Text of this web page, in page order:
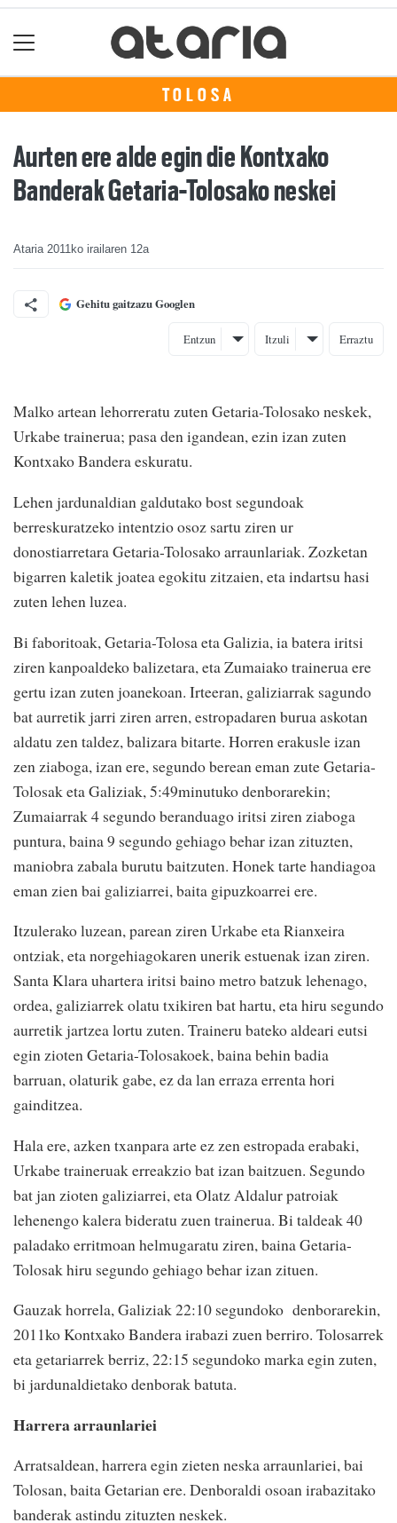
TOLOSA
Aurten ere alde egin die Kontxako
Banderak Getaria-Tolosako neskei
Ataria 2011ko irailaren 12a
Gehitu gaitzazu Googlen
Entzun Itzuli Erraztu
Malko artean lehorreratu zuten Getaria-Tolosako neskek,
Urkabe trainerua; pasa den igandean, ezin izan zuten
Kontxako Bandera eskuratu.
Lehen jardunaldian galdutako bost segundoak
berreskuratzeko intentzio osoz sartu ziren ur
donostiarretara Getaria-Tolosako arraunlariak. Zozketan
bigarren kaletik joatea egokitu zitzaien, eta indartsu hasi
zuten lehen luzea.
Bi faboritoak, Getaria-Tolosa eta Galizia, ia batera iritsi
ziren kanpoaldeko balizetara, eta Zumaiako trainerua ere
gertu izan zuten joanekoan. Irteeran, galiziarrak sagundo
bat aurretik jarri ziren arren, estropadaren burua askotan
aldatu zen taldez, balizara bitarte. Horren erakusle izan
zen ziaboga, izan ere, segundo berean eman zute Getaria-
Tolosak eta Galiziak, 5:49minutuko denborarekin;
Zumaiarrak 4 segundo beranduago iritsi ziren ziaboga
puntura, baina 9 segundo gehiago behar izan zituzten,
maniobra zabala burutu baitzuten. Honek tarte handiagoa
eman zien bai galiziarrei, baita gipuzkoarrei ere.
Itzulerako luzean, parean ziren Urkabe eta Rianxeira
ontziak, eta norgehiagokaren unerik estuenak izan ziren.
Santa Klara uhartera iritsi baino metro batzuk lehenago,
ordea, galiziarrek olatu txikiren bat hartu, eta hiru segundo
aurretik jartzea lortu zuten. Traineru bateko aldeari eutsi
egin zioten Getaria-Tolosakoek, baina behin badia
barruan, olaturik gabe, ez da lan erraza errenta hori
gainditzea.
Hala ere, azken txanpara arte ez zen estropada erabaki,
Urkabe traineruak erreakzio bat izan baitzuen. Segundo
bat jan zioten galiziarrei, eta Olatz Aldalur patroiak
lehenengo kalera bideratu zuen trainerua. Bi taldeak 40
paladako erritmoan helmugaratu ziren, baina Getaria-
Tolosak hiru segundo gehiago behar izan zituen.
Gauzak horrela, Galiziak 22:10 segundoko denborarekin,
2011ko Kontxako Bandera irabazi zuen berriro. Tolosarrek
eta getariarrek berriz, 22:15 segundoko marka egin zuten,
bi jardunaldietako denborak batuta.
Harrera arraunlariei
Arratsaldean, harrera egin zieten neska arraunlariei, bai
Tolosan, baita Getarian ere. Denboraldi osoan irabazitako
banderak astindu zituzten neskek.